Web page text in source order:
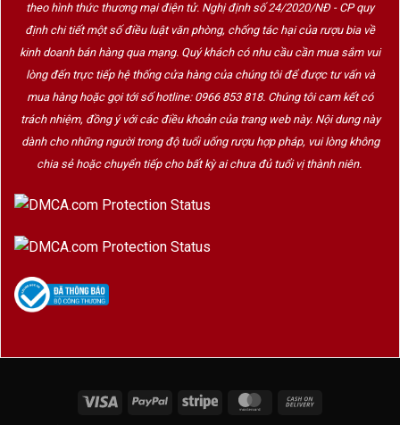
2. Vị trí địa lý và lợi thế vùng Rheinhessen
Rheinhessen là vùng trồng nho lớn nhất nước Đức, nằm dọc
theo sông Rhein, sở hữu khí hậu ôn hòa và đất đai màu mỡ –
điều kiện lý tưởng để trồng nho trắng nhưRiesling,
Silvaner,Gewürztraminercũng như các giống đỏ như
Dornfelder,Spätburgunder.
Vùng làm rượu vang Rheinhessen
theo hình thức thương mại điện tử. Nghị định số 24/2020/NĐ - CP quy
định chi tiết một số điều luật văn phòng, chống tác hại của rượu bia về
kinh doanh bán hàng qua mạng. Quý khách có nhu cầu cần mua sắm vui
lòng đến trực tiếp hệ thống cửa hàng của chúng tôi để được tư vấn và
mua hàng hoặc gọi tới số hotline: 0966 853 818. Chúng tôi cam kết có
trách nhiệm, đồng ý với các điều khoản của trang web này. Nội dung này
dành cho những người trong độ tuổi uống rượu hợp pháp, vui lòng không
chia sẻ hoặc chuyển tiếp cho bất kỳ ai chưa đủ tuổi vị thành niên.
Visa PayPal Stripe MasterCard